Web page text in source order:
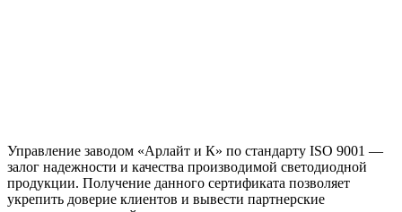
Управление заводом «Арлайт и К» по стандарту ISO 9001 —
залог надежности и качества производимой светодиодной
продукции. Получение данного сертификата позволяет
укрепить доверие клиентов и вывести партнерские